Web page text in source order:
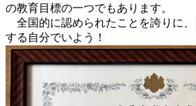
の教育目標の一つでもあります。
全国的に認められたことを誇りに
する自分でいよう！